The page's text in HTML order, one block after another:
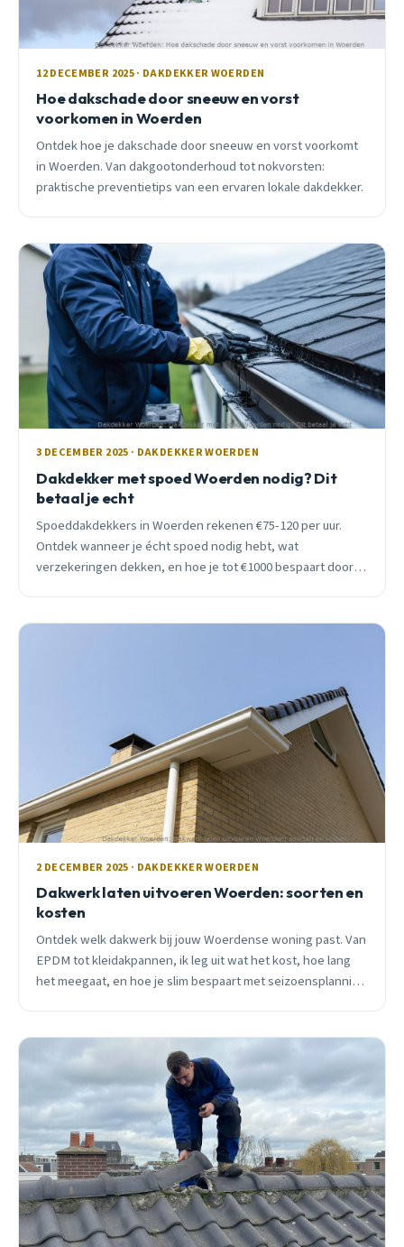
12 DECEMBER 2025 · DAKDEKKER WOERDEN
Hoe dakschade door sneeuw en vorst
voorkomen in Woerden
Ontdek hoe je dakschade door sneeuw en vorst voorkomt
in Woerden. Van dakgootonderhoud tot nokvorsten:
praktische preventietips van een ervaren lokale dakdekker.
3 DECEMBER 2025 · DAKDEKKER WOERDEN
Dakdekker met spoed Woerden nodig? Dit
betaal je echt
Spoeddakdekkers in Woerden rekenen €75-120 per uur.
Ontdek wanneer je écht spoed nodig hebt, wat
verzekeringen dekken, en hoe je tot €1000 bespaart door
2 DECEMBER 2025 · DAKDEKKER WOERDEN
Dakwerk laten uitvoeren Woerden: soorten en
kosten
Ontdek welk dakwerk bij jouw Woerdense woning past. Van
EPDM tot kleidakpannen, ik leg uit wat het kost, hoe lang
het meegaat, en hoe je slim bespaart met seizoensplanning